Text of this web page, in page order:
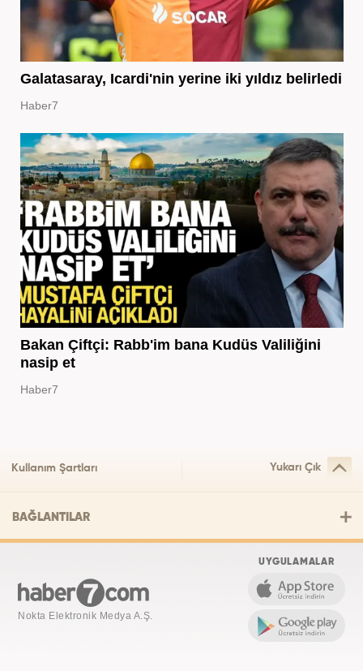
Galatasaray, Icardi'nin yerine iki yıldız belirledi
Haber7
Bakan Çiftçi: Rabb'im bana Kudüs Valiliğini
nasip et
Haber7
Kullanım Şartları Yukarı Çık
BAĞLANTILAR
Nokta Elektronik Medya A.Ş.
UYGULAMALAR